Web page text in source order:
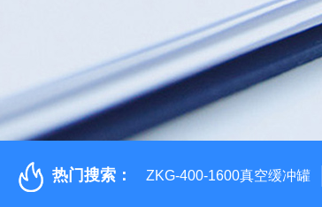
热门搜索： ZKG-400-1600真空缓冲罐